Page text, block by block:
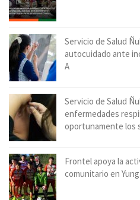
Servicio de Salud
autocuidado ante
A
Servicio de Salud
enfermedades
oportunamente los
Frontel apoya la
comunitario en